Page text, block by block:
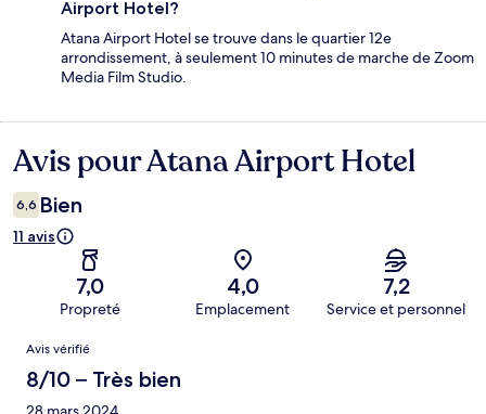
Airport Hotel?
Atana Airport Hotel se trouve dans le quartier 12e
arrondissement, à seulement 10 minutes de marche de Zoom
Media Film Studio.
Avis
Avis pour Atana Airport Hotel
6,6 Bien
11 avis
7,0
Propreté
4,0
Emplacement
7,2
Service et personnel
Avis
Avis vérifié
8/10 – Très bien